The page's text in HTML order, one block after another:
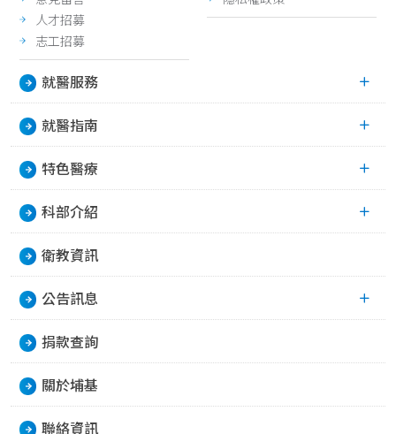
人才招募
志工招募
就醫服務
就醫指南
特色醫療
科部介紹
衛教資訊
公告訊息
捐款查詢
關於埔基
聯絡資訊